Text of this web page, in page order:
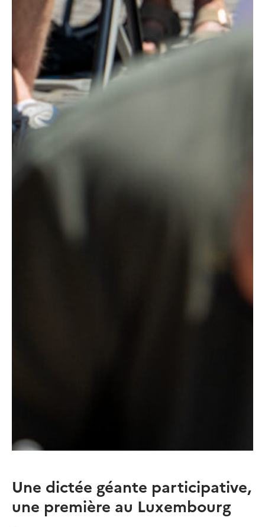
Une dictée géante participative,
une première au Luxembourg